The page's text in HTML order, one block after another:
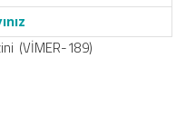
(VİMER-189)